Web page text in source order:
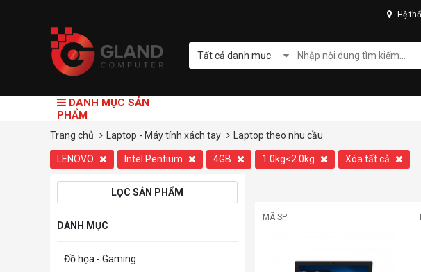
Hệ
Tất cả danh mục
DANH MỤC SẢN
PHẨM
Trang chủ Laptop - Máy tính xách tay Laptop theo nhu cầu
LENOVO Intel Pentium 4GB 1.0kg<2.0kg Xóa tất cả
LỌC SẢN PHẨM
DANH MỤC
Đồ họa - Gaming
MÃ SP: